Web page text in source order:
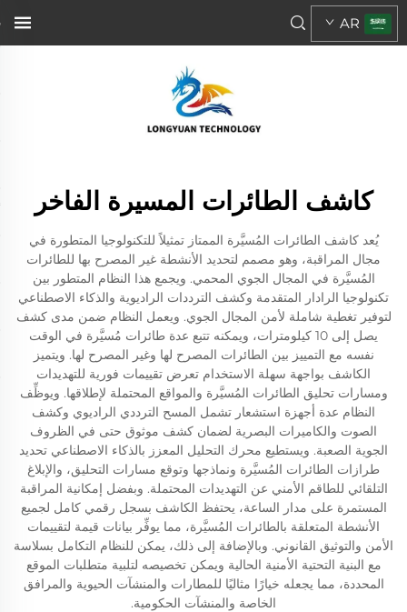
AR
كاشف الطائرات المسيرة الفاخر
يُعد كاشف الطائرات المُسيَّرة الممتاز تمثيلاً للتكنولوجيا المتطورة في
مجال المراقبة، وهو مصمم لتحديد الأنشطة غير المصرح بها للطائرات
المُسيَّرة في المجال الجوي المحمي. ويجمع هذا النظام المتطور بين
تكنولوجيا الرادار المتقدمة وكشف الترددات الراديوية والذكاء الاصطناعي
لتوفير تغطية شاملة لأمن المجال الجوي. ويعمل النظام ضمن مدى كشف
يصل إلى 10 كيلومترات، ويمكنه تتبع عدة طائرات مُسيَّرة في الوقت
نفسه مع التمييز بين الطائرات المصرح لها وغير المصرح لها. ويتميز
الكاشف بواجهة سهلة الاستخدام تعرض تقييمات فورية للتهديدات
ومسارات تحليق الطائرات المُسيَّرة والمواقع المحتملة لإطلاقها. ويوظِّف
النظام عدة أجهزة استشعار تشمل المسح الترددي الراديوي وكشف
الصوت والكاميرات البصرية لضمان كشف موثوق حتى في الظروف
الجوية الصعبة. ويستطيع محرك التحليل المعزز بالذكاء الاصطناعي تحديد
طرازات الطائرات المُسيَّرة ونماذجها وتوقع مسارات التحليق، والإبلاغ
التلقائي للطاقم الأمني عن التهديدات المحتملة. وبفضل إمكانية المراقبة
المستمرة على مدار الساعة، يحتفظ الكاشف بسجل رقمي كامل لجميع
الأنشطة المتعلقة بالطائرات المُسيَّرة، مما يوفِّر بيانات قيمة لتقييمات
الأمن والتوثيق القانوني. وبالإضافة إلى ذلك، يمكن للنظام التكامل بسلاسة
مع البنية التحتية الأمنية الحالية ويمكن تخصيصه لتلبية متطلبات الموقع
المحددة، مما يجعله خيارًا مثاليًا للمطارات والمنشآت الحيوية والمرافق
الخاصة والمنشآت الحكومية.